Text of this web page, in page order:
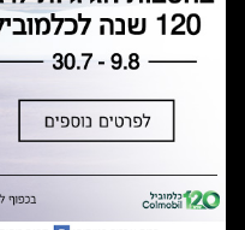
תקנון ימי מכירות 120 לכלמוביל
מצאו אותנו
אולמות תצוגה
מרכזי שירות